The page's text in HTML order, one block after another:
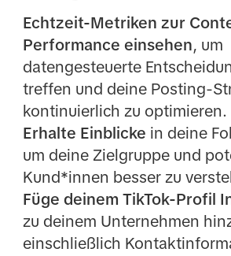
Echtzeit-Metriken zur
Performance einsehen, um
datengesteuerte
treffen und deine Posting-
kontinuierlich zu optimieren.
Erhalte Einblicke in deine
um deine Zielgruppe und
Kund*innen besser zu
Füge deinem TikTok-Profil
zu deinem Unternehmen
einschließlich